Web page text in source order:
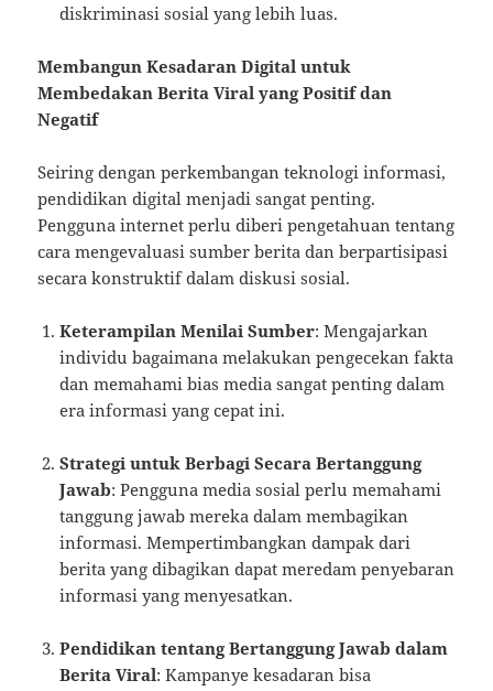
diskriminasi sosial yang lebih luas.
Membangun Kesadaran Digital untuk
Membedakan Berita Viral yang Positif dan
Negatif
Seiring dengan perkembangan teknologi informasi,
pendidikan digital menjadi sangat penting.
Pengguna internet perlu diberi pengetahuan tentang
cara mengevaluasi sumber berita dan berpartisipasi
secara konstruktif dalam diskusi sosial.
Keterampilan Menilai Sumber: Mengajarkan
individu bagaimana melakukan pengecekan fakta
dan memahami bias media sangat penting dalam
era informasi yang cepat ini.
Strategi untuk Berbagi Secara Bertanggung
Jawab: Pengguna media sosial perlu memahami
tanggung jawab mereka dalam membagikan
informasi. Mempertimbangkan dampak dari
berita yang dibagikan dapat meredam penyebaran
informasi yang menyesatkan.
Pendidikan tentang Bertanggung Jawab dalam
Berita Viral: Kampanye kesadaran bisa